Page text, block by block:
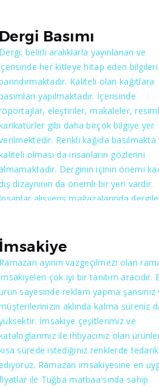
bloknotunuzu hazır olarak
düşünebileceksiniz. Önemli olan
bulunanı belirtmenizdir. Ekip olarak size
şekilde yardımcı olabileceğimizden
Dergi Basımı
Dergi; belirli aralıklarla yayınlanan ve
her kitleye hitap eden bilgileri
Kaliteli olan kağıtlara
yapılmaktadır. İçerisinde
eleştiriler, makaleler,
gibi daha birçok bilgiye yer
Renkli kağıda basılmakta
olması da insanların gözlerini
Derginin içinin önemi
dış dizaynının da önemli bir yeri vardır.
İnsanlar alışveriş mağazalarında
olarak okudukları ve takip ettikleri
vardır. Sizlerin de bu şekilde
istediğiniz derginiz varsa bizimle mutlaka
görüşmelisiniz. İçerisinde tüm bilgileri
barındırmakta ve sizin özel tasarımınıza
yapılmaktadır. İç dizaynı yapılırken de her
en ince ayrıntısına göre
çekici bir dergi için size yardımcı
olabiliriz.
İmsakiye
Ramazan ayının vazgeçilmezi olan
çok iyi bir tanıtım aracıdır.
sayesinde reklam yapma şansınız
aklında kalma süreniz
İmsakiye çeşitlerimiz ve
ile ihtiyacınız olan
sürede istediğiniz renklerde tedarik
Ramazan imsakiyesine en
ile Tuğba matbaa'sında sahip